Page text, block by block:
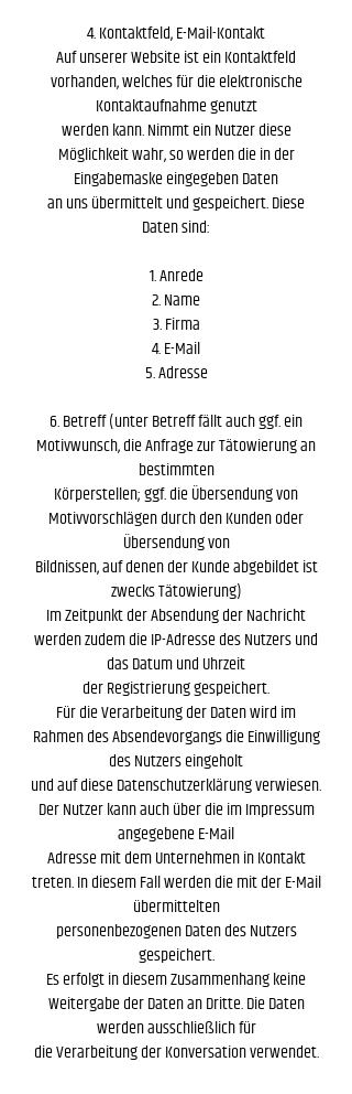
4. Kontaktfeld, E-Mail-Kontakt
Auf unserer Website ist ein Kontaktfeld
vorhanden, welches für die elektronische
Kontaktaufnahme genutzt
werden kann. Nimmt ein Nutzer diese
Möglichkeit wahr, so werden die in der
Eingabemaske eingegeben Daten
an uns übermittelt und gespeichert. Diese
Daten sind:
1. Anrede
2. Name
3. Firma
4. E-Mail
5. Adresse
6. Betreff (unter Betreff fällt auch ggf. ein
Motivwunsch, die Anfrage zur Tätowierung an
bestimmten
Körperstellen; ggf. die Übersendung von
Motivvorschlägen durch den Kunden oder
Übersendung von
Bildnissen, auf denen der Kunde abgebildet ist
zwecks Tätowierung)
Im Zeitpunkt der Absendung der Nachricht
werden zudem die IP-Adresse des Nutzers und
das Datum und Uhrzeit
der Registrierung gespeichert.
Für die Verarbeitung der Daten wird im
Rahmen des Absendevorgangs die Einwilligung
des Nutzers eingeholt
und auf diese Datenschutzerklärung verwiesen.
Der Nutzer kann auch über die im Impressum
angegebene E-Mail
Adresse mit dem Unternehmen in Kontakt
treten. In diesem Fall werden die mit der E-Mail
übermittelten
personenbezogenen Daten des Nutzers
gespeichert.
Es erfolgt in diesem Zusammenhang keine
Weitergabe der Daten an Dritte. Die Daten
werden ausschließlich für
die Verarbeitung der Konversation verwendet.